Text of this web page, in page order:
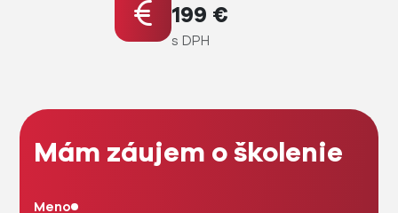
199 €
s DPH
Mám záujem o školenie
Meno